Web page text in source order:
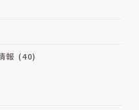
報 (40)